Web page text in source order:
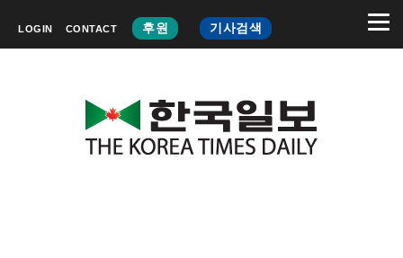
LOGIN CONTACT 후원 기사검색